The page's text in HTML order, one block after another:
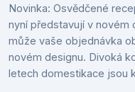
Novinka: Osvědčené
nyní představují v novém
může vaše objednávka
novém designu. Divoká
letech domestikace jsou